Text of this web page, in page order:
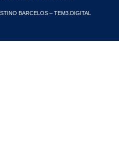
BARCELOS – TEM3.DIGITAL